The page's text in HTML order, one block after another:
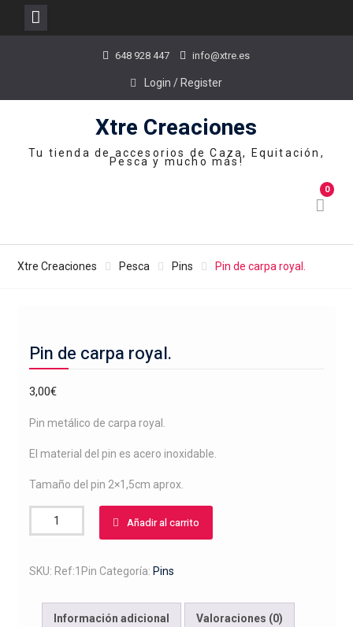
648 928 447 info@xtre.es
Login / Register
Xtre Creaciones
Tu tienda de accesorios de Caza, Equitación,
Pesca y mucho más!
0
Xtre Creaciones Pesca Pins Pin de carpa royal.
Pin de carpa royal.
3,00€
Pin metálico de carpa royal.
El material del pin es acero inoxidable.
Tamaño del pin 2×1,5cm aprox.
de
royal.
Añadir al carrito
SKU: Ref:1Pin Categoría: Pins
Información adicional Valoraciones (0)